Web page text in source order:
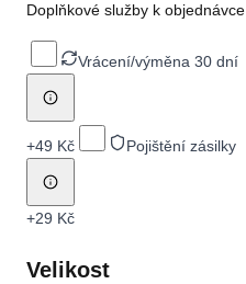
Doplňkové služby k objednávce
Vrácení/výměna 30 dní
+49 Kč Pojištění zásilky
+29 Kč
Velikost